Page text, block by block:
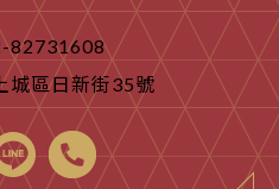
82731608
城區日新街35號